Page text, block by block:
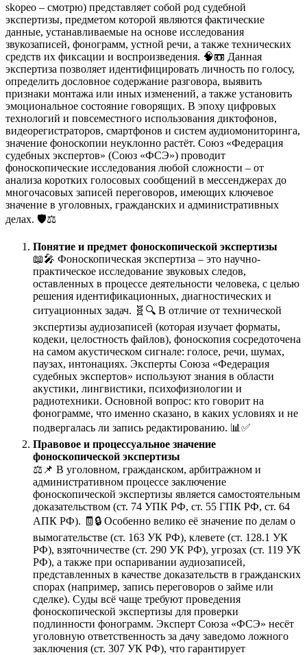
skopeo – смотрю) представляет собой род судебной
экспертизы, предметом которой являются фактические
данные, устанавливаемые на основе исследования
звукозаписей, фонограмм, устной речи, а также технических
средств их фиксации и воспроизведения. 🧠📼 Данная
экспертиза позволяет идентифицировать личность по голосу,
определить дословное содержание разговора, выявить
признаки монтажа или иных изменений, а также установить
эмоциональное состояние говорящих. В эпоху цифровых
технологий и повсеместного использования диктофонов,
видеорегистраторов, смартфонов и систем аудиомониторинга,
значение фоноскопии неуклонно растёт. Союз «Федерация
судебных экспертов» (Союз «ФСЭ») проводит
фоноскопические исследования любой сложности – от
анализа коротких голосовых сообщений в мессенджерах до
многочасовых записей переговоров, имеющих ключевое
значение в уголовных, гражданских и административных
делах. 🛡️⚖️
Понятие и предмет фоноскопической экспертизы
📖🎤 Фоноскопическая экспертиза – это научно-
практическое исследование звуковых следов,
оставленных в процессе деятельности человека, с целью
решения идентификационных, диагностических и
ситуационных задач. 🧬🔍 В отличие от технической
экспертизы аудиозаписей (которая изучает форматы,
кодеки, целостность файлов), фоноскопия сосредоточена
на самом акустическом сигнале: голосе, речи, шумах,
паузах, интонациях. Эксперты Союза «Федерация
судебных экспертов» используют знания в области
акустики, лингвистики, психофизиологии и
радиотехники. Основной вопрос: кто говорит на
фонограмме, что именно сказано, в каких условиях и не
подвергалась ли запись редактированию. 📊✅
Правовое и процессуальное значение
фоноскопической экспертизы
⚖️📌 В уголовном, гражданском, арбитражном и
административном процессе заключение
фоноскопической экспертизы является самостоятельным
доказательством (ст. 74 УПК РФ, ст. 55 ГПК РФ, ст. 64
АПК РФ). 🧾🔒 Особенно велико её значение по делам о
вымогательстве (ст. 163 УК РФ), клевете (ст. 128.1 УК
РФ), взяточничестве (ст. 290 УК РФ), угрозах (ст. 119 УК
РФ), а также при оспаривании аудиозаписей,
представленных в качестве доказательств в гражданских
спорах (например, запись переговоров о займе или
сделке). Суды всё чаще требуют проведения
фоноскопической экспертизы для проверки
подлинности фонограмм. Эксперт Союза «ФСЭ» несёт
уголовную ответственность за дачу заведомо ложного
заключения (ст. 307 УК РФ), что гарантирует